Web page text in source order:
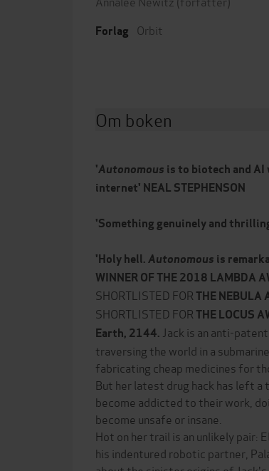
Forlag Orbit
Om boken
'Autonomous is to biotech and AI
internet' NEAL STEPHENSON
'Something genuinely and
'Holy hell.Autonomous is
WINNER OF THE 2018 LAMBDA
SHORTLISTED FOR THE NEBULA
SHORTLISTED FOR THE LOCUS
Earth, 2144. Jack is an anti-
traversing the world in a
fabricating cheap medicines for
But her latest drug hack has left
become addicted to their work,
become unsafe or insane.
Hot on her trail is an unlikely pair:
his indentured robotic partner,